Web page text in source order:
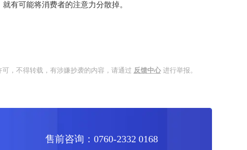
有可能将消费者的注意力分散掉。
，不得转载，有涉嫌抄袭的内容，请通过 反馈中心进行举报。
售前咨询：0760-2332 0168